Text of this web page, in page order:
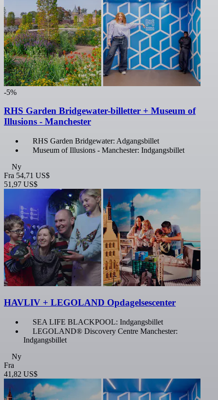
-5%
RHS Garden Bridgewater-billetter + Museum of
Illusions - Manchester
RHS Garden Bridgewater: Adgangsbillet
Museum of Illusions - Manchester: Indgangsbillet
Ny
Fra 54,71 US$
51,97 US$
HAVLIV + LEGOLAND Opdagelsescenter
SEA LIFE BLACKPOOL: Indgangsbillet
LEGOLAND® Discovery Centre Manchester:
Indgangsbillet
Ny
Fra
41,82 US$